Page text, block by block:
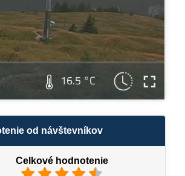
16.5 °C
od návštevníkov
Celkové hodnotenie